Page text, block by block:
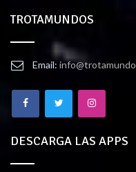
TROTAMUNDOS
Email:
DESCARGA LAS APPS